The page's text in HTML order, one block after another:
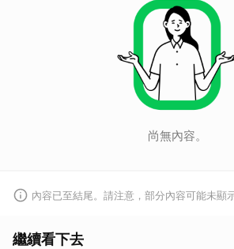
尚無內容。
內容已至結尾。請注意，部分內容可能未顯示
繼續看下去